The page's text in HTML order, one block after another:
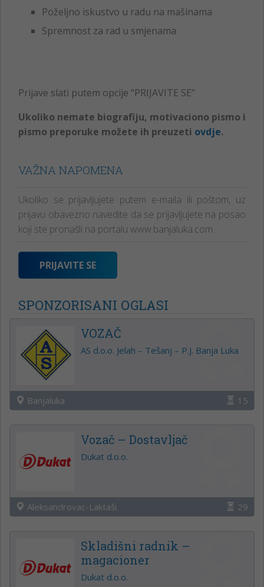
Poželjno iskustvo u radu na mašinama
Spremnost za rad u smjenama
Prijave slati putem opcije “PRIJAVITE SE”
Ukoliko nemate biografiju, motivaciono pismo i
pismo preporuke možete ih preuzeti ovdje.
VAŽNA NAPOMENA
Ukoliko se prijavljujete putem e-maila ili poštom, uz
prijavu obavezno navedite da se prijavljujete na posao
koji ste pronašli na portalu www.banjaluka.com.
PRIJAVITE SE
SPONZORISANI OGLASI
VOZAČ
AS d.o.o. Jelah – Tešanj – P.J. Banja Luka
Banjaluka 15
Vozač – Dostavljač
Dukat d.o.o.
Aleksandrovac-Laktaši 29
Skladišni radnik –
magacioner
Dukat d.o.o.